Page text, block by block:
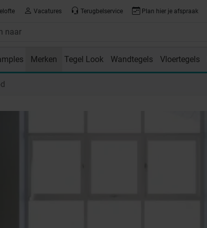
Vacatures Terugbelservice Plan hier je afspraak
Merken Tegel Look Wandtegels Vloertegels